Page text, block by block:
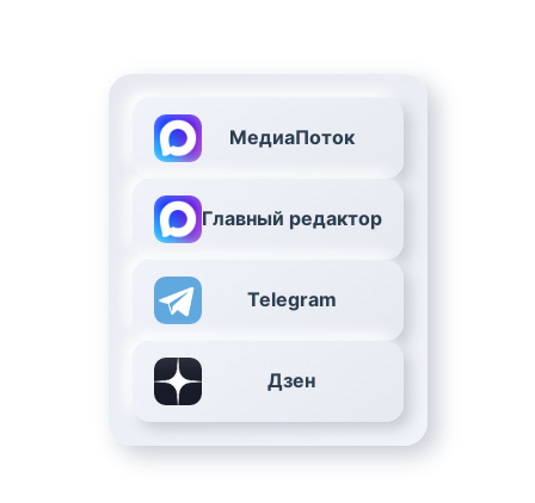
МедиаПоток
Главный редактор
Telegram
Дзен